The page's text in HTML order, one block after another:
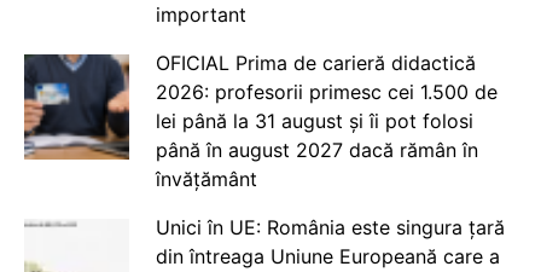
important
OFICIAL Prima de carieră didactică
2026: profesorii primesc cei 1.500 de
lei până la 31 august și îi pot folosi
până în august 2027 dacă rămân în
învățământ
Unici în UE: România este singura țară
din întreaga Uniune Europeană care a